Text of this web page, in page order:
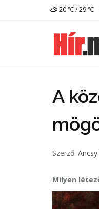
20 ℃ / 29 ℃
A
Szerző: Ancsy
Milyen